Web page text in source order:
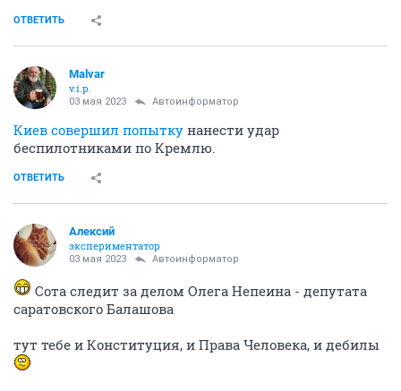
ОТВЕТИТЬ
Malvar
v.i.p.
03 мая 2023 Автоинформатор
Киев совершил попытку нанести удар
беспилотниками по Кремлю.
ОТВЕТИТЬ
Алексий
экспериментатор
03 мая 2023 Автоинформатор
Сота следит за делом Олега Непеина - депутата
саратовского Балашова
тут тебе и Конституция, и Права Человека, и дебилы